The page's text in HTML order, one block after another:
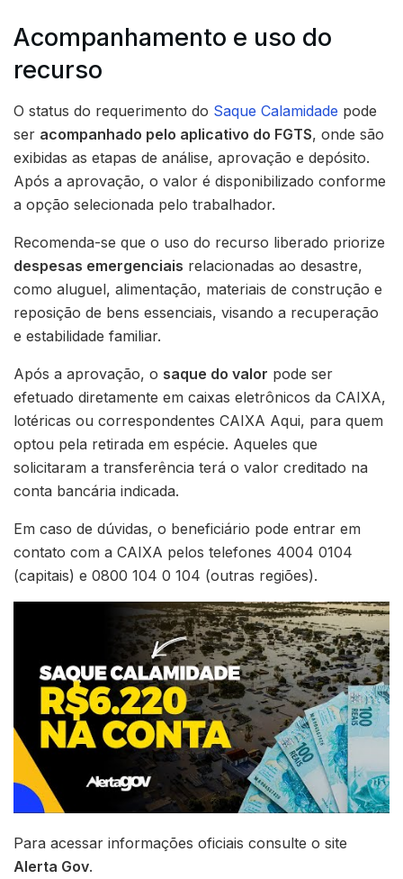
Acompanhamento e uso do
recurso
O status do requerimento do Saque Calamidade pode
ser acompanhado pelo aplicativo do FGTS, onde são
exibidas as etapas de análise, aprovação e depósito.
Após a aprovação, o valor é disponibilizado conforme
a opção selecionada pelo trabalhador.
Recomenda-se que o uso do recurso liberado priorize
despesas emergenciais relacionadas ao desastre,
como aluguel, alimentação, materiais de construção e
reposição de bens essenciais, visando a recuperação
e estabilidade familiar.
Após a aprovação, o saque do valor pode ser
efetuado diretamente em caixas eletrônicos da CAIXA,
lotéricas ou correspondentes CAIXA Aqui, para quem
optou pela retirada em espécie. Aqueles que
solicitaram a transferência terá o valor creditado na
conta bancária indicada.
Em caso de dúvidas, o beneficiário pode entrar em
contato com a CAIXA pelos telefones 4004 0104
(capitais) e 0800 104 0 104 (outras regiões).
Para acessar informações oficiais consulte o site
Alerta Gov.